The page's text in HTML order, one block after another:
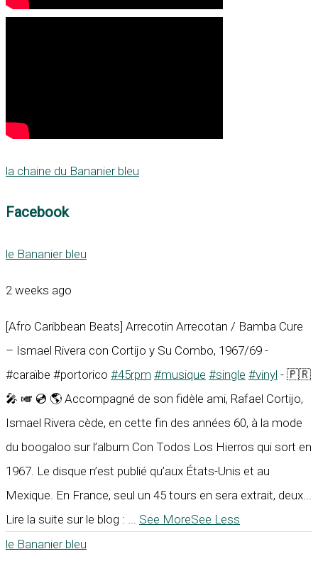
la chaine du Bananier bleu
Facebook
le Bananier bleu
2 weeks ago
[Afro Caribbean Beats] Arrecotin Arrecotan / Bamba Cure
– Ismael Rivera con Cortijo y Su Combo, 1967/69 -
#caraïbe #portorico #45rpm #musique #single #vinyl - 🇵🇷
🎤 🎺 💿 🌎 Accompagné de son fidèle ami, Rafael Cortijo,
Ismael Rivera cède, en cette fin des années 60, à la mode
du boogaloo sur l’album Con Todos Los Hierros qui sort en
1967. Le disque n’est publié qu’aux États-Unis et au
Mexique. En France, seul un 45 tours en sera extrait, deux...
Lire la suite sur le blog :
See MoreSee Less
le Bananier bleu